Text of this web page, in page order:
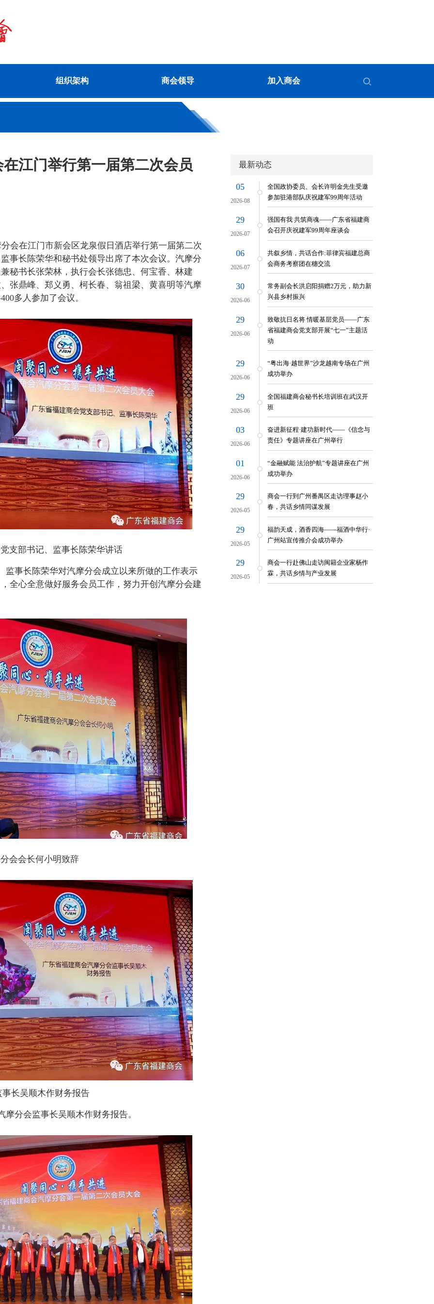
次筹备工作座谈会在广州召开
会庆祝“三八国际妇女节”115周年】分享会
院深圳龙华信义学校签约启动
4 广东省福建商会党支部召开组织生活会
5 热烈祝贺会长许明金、执行会长陈全炼当选为福建省总商会兼职副会长
6 广东省福建商会和广东省福建福鼎商会赴清远连州市开展扶贫献爱心活动
组织架构 商会领导 加入商会
江门举行第一届第二次会员
会在江门市新会区龙泉假日酒店举行第一届第二次
事长陈荣华和秘书处领导出席了本次会议。汽摩分
秘书长张荣林，执行会长张德忠、何宝香、林建
张鼎峰、郑义勇、柯长春、翁祖梁、黄喜明等汽摩
多人参加了会议。
支部书记、监事长陈荣华讲话
监事长陈荣华对汽摩分会成立以来所做的工作表示
全心全意做好服务会员工作，努力开创汽摩分会建
会会长何小明致辞
长吴顺木作财务报告
分会监事长吴顺木作财务报告。
最新动态
05
2026-08
全国政协委员、会长许明金先生受邀
参加驻港部队庆祝建军99周年活动
29
2026-07
强国有我 共筑商魂——广东省福建商
会召开庆祝建军99周年座谈会
06
2026-07
共叙乡情，共话合作:菲律宾福建总商
会商务考察团在穗交流
30
2026-06
常务副会长洪启阳捐赠2万元，助力新
兴县乡村振兴
29
2026-06
致敬抗日名将 情暖基层党员——广东
省福建商会党支部开展“七一”主题活
动
29
2026-06
“粤出海·越世界”沙龙越南专场在广州
成功举办
29
2026-06
全国福建商会秘书长培训班在武汉开
班
03
2026-06
奋进新征程·建功新时代——《信念与
责任》专题讲座在广州举行
01
2026-06
“金融赋能 法治护航”专题讲座在广州
成功举办
29
2026-05
商会一行到广州番禺区走访理事赵小
春，共话乡情同谋发展
29
2026-05
福韵天成，酒香四海——福酒中华行·
广州站宣传推介会成功举办
29
2026-05
商会一行赴佛山走访闽籍企业家杨作
霖，共话乡情与产业发展